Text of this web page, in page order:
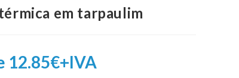
em tarpaulim
12.85€+IVA